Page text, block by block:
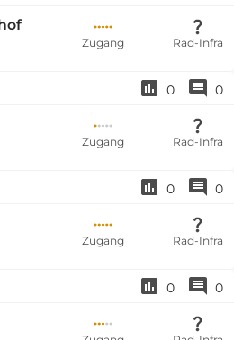
Zugang Rad-Infra
0 0
Zugang Rad-Infra
0 0
Zugang Rad-Infra
0 0